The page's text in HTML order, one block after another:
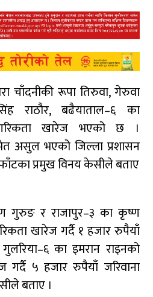
चाँदनीकी रूपा तिरुवा, गेरुवा
राठौर, बढैयाताल–६ का
खारेज भएको छ ।
असुल भएको जिल्ला प्रशासन
फाँटका प्रमुख विनय केसीले बताए
गुरुङ र राजापुर–३ का कृष्ण
खारेज गर्दै १ हजार रुपैयाँ
का इमरान राइनको
गर्दै ५ हजार रुपैयाँ जरिवाना
बताए ।